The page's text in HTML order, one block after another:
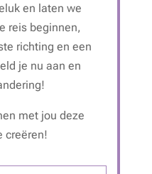
en laten we
reis beginnen,
richting en een
je nu aan en
met jou deze
creëren!